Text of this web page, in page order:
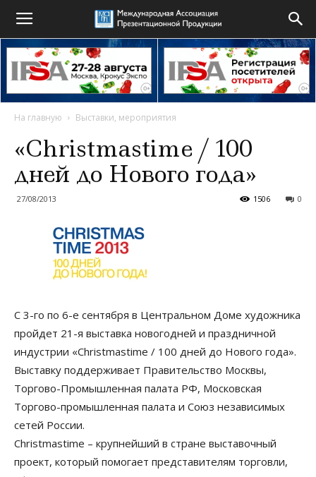
На главную Выставки, мероприятия
«Christmastime / 100
дней до Нового года»
27/08/2013 0
1506
С 3-го по 6-е сентября в Центральном Доме художника
пройдет 21-я выставка новогодней и праздничной
индустрии «Christmastime / 100 дней до Нового года».
Выставку поддерживает Правительство Москвы,
Торгово-Промышленная палата РФ, Московская
Торгово-промышленная палата и Союз независимых
сетей России.
Christmastime – крупнейший в стране выставочный
проект, который помогает представителям торговли,